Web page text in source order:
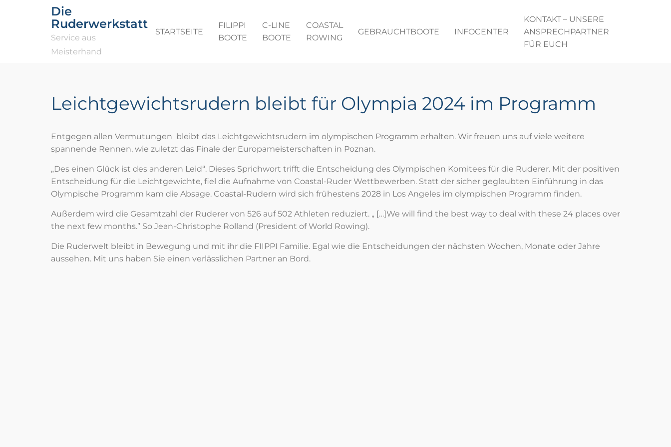
Die
Ruderwerkstatt
Service aus
Meisterhand
STARTSEITE
FILIPPI
BOOTE
C-LINE
BOOTE
COASTAL
ROWING
GEBRAUCHTBOOTE INFOCENTER
KONTAKT – UNSERE
ANSPRECHPARTNER
FÜR EUCH
Leichtgewichtsrudern bleibt für Olympia 2024 im Programm
Entgegen allen Vermutungen bleibt das Leichtgewichtsrudern im olympischen Programm erhalten. Wir freuen uns auf viele weitere
spannende Rennen, wie zuletzt das Finale der Europameisterschaften in Poznan.
„Des einen Glück ist des anderen Leid“. Dieses Sprichwort trifft die Entscheidung des Olympischen Komitees für die Ruderer. Mit der positiven
Entscheidung für die Leichtgewichte, fiel die Aufnahme von Coastal-Ruder Wettbewerben. Statt der sicher geglaubten Einführung in das
Olympische Programm kam die Absage. Coastal-Rudern wird sich frühestens 2028 in Los Angeles im olympischen Programm finden.
Außerdem wird die Gesamtzahl der Ruderer von 526 auf 502 Athleten reduziert. „ […]We will find the best way to deal with these 24 places over
the next few months.” So Jean-Christophe Rolland (President of World Rowing).
Die Ruderwelt bleibt in Bewegung und mit ihr die FIIPPI Familie. Egal wie die Entscheidungen der nächsten Wochen, Monate oder Jahre
aussehen. Mit uns haben Sie einen verlässlichen Partner an Bord.